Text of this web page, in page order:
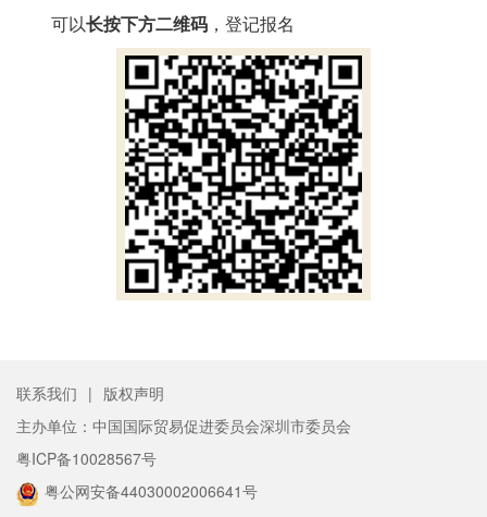
可以长按下方二维码 ，登记报名
联系我们 | 版权声明
主办单位：中国国际贸易促进委员会深圳市委员会
粤ICP备10028567号
粤公网安备44030002006641号